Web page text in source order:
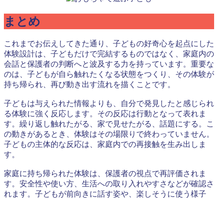
まとめ
これまでお伝えしてきた通り、子どもの好奇心を起点にした
体験設計は、子どもだけで完結するものではなく、家庭内の
会話と保護者の判断へと波及する力を持っています。重要な
のは、子どもが自ら触れたくなる状態をつくり、その体験が
持ち帰られ、再び動き出す流れを描くことです。
子どもは与えられた情報よりも、自分で発見したと感じられ
る体験に強く反応します。その反応は行動となって表れま
す。繰り返し触れたがる、家で見せたがる、話題にする。こ
の動きがあるとき、体験はその場限りで終わっていません。
子どもの主体的な反応は、家庭内での再接触を生み出しま
す。
家庭に持ち帰られた体験は、保護者の視点で再評価されま
す。安全性や使い方、生活への取り入れやすさなどが確認さ
れます。子どもが前向きに話す姿や、楽しそうに使う様子